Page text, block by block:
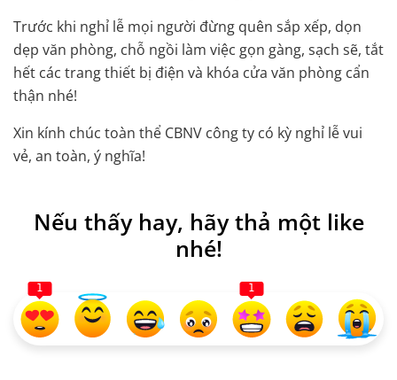
Trước khi nghỉ lễ mọi người đừng quên sắp xếp, dọn
dẹp văn phòng, chỗ ngồi làm việc gọn gàng, sạch sẽ, tắt
hết các trang thiết bị điện và khóa cửa văn phòng cẩn
thận nhé!
Xin kính chúc toàn thể CBNV công ty có kỳ nghỉ lễ vui
vẻ, an toàn, ý nghĩa!
Nếu thấy hay, hãy thả một like
nhé!
1 1